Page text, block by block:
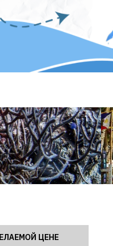
ЦЕНЕ